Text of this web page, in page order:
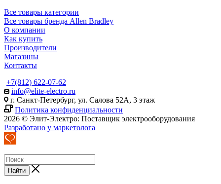
Все товары категории
Все товары бренда Allen Bradley
О компании
Как купить
Производители
Магазины
Контакты
+7(812) 622-07-62
info@elite-electro.ru
г. Санкт-Петербург, ул. Салова 52А, 3 этаж
Политика конфиденциальности
2026 © Элит-Электро: Поставщик электрооборудования
Разработано у маркетолога
Найти